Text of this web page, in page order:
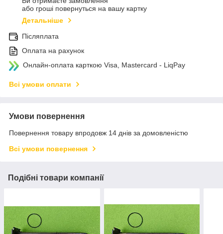
або гроші повернуться на вашу картку
Детальніше
Післяплата
Оплата на рахунок
Онлайн-оплата карткою Visa, Mastercard - LiqPay
Всі умови оплати
Умови повернення
Повернення товару впродовж 14 днів за домовленістю
Всі умови повернення
Подібні товари компанії